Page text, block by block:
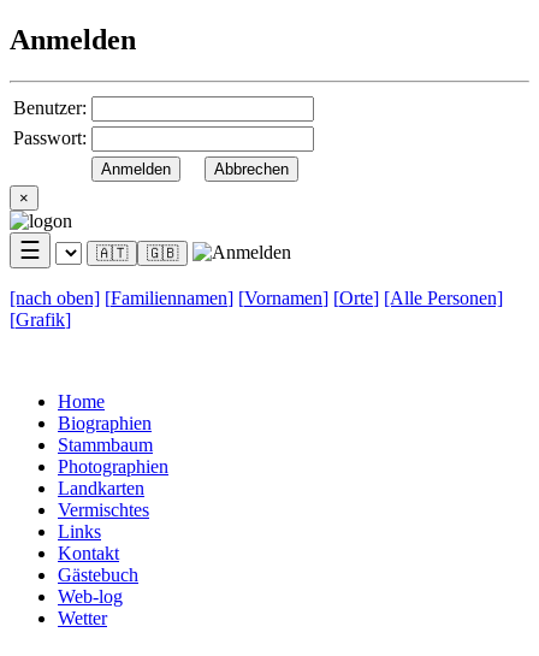
Anmelden
Benutzer:
Passwort:
×
☰ 🇦🇹 🇬🇧
[nach oben] [Familiennamen] [Vornamen] [Orte] [Alle Personen]
[Grafik]
Home
Biographien
Stammbaum
Photographien
Landkarten
Vermischtes
Links
Kontakt
Gästebuch
Web-log
Wetter